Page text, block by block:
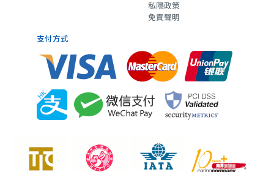
私隱政策
免責聲明
支付方式